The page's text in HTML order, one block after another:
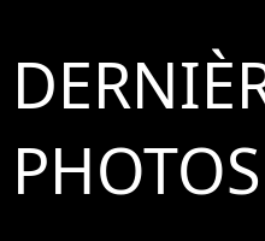
PHOTOS